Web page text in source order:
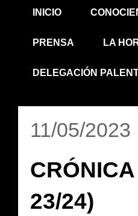
INICIO
PRENSA LA
DELEGACIÓN
11/05/2023
23/24)